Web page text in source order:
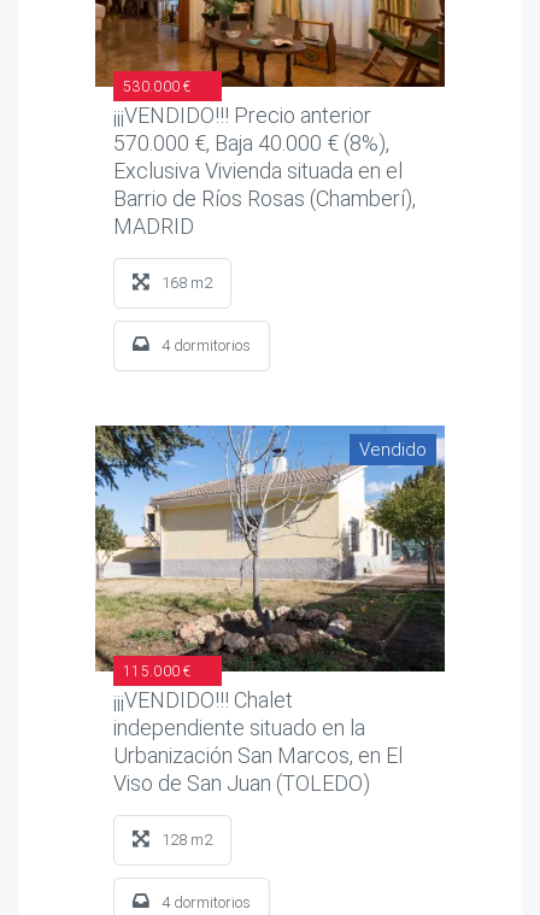
530.000 €
¡¡¡VENDIDO!!! Precio anterior
570.000 €, Baja 40.000 € (8%),
Exclusiva Vivienda situada en el
Barrio de Ríos Rosas (Chamberí),
MADRID
168 m2
4 dormitorios
Vendido
115.000 €
¡¡¡VENDIDO!!! Chalet
independiente situado en la
Urbanización San Marcos, en El
Viso de San Juan (TOLEDO)
128 m2
4 dormitorios